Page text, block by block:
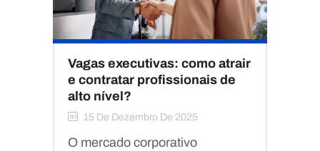
Vagas executivas: como atrair
e contratar profissionais de
alto nível?
15 De Dezembro De 2025
O mercado corporativo